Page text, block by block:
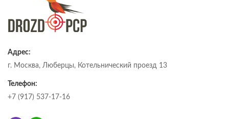
Адрес:
г. Москва, Люберцы, Котельнический проезд 13
Телефон:
+7 (917) 537-17-16